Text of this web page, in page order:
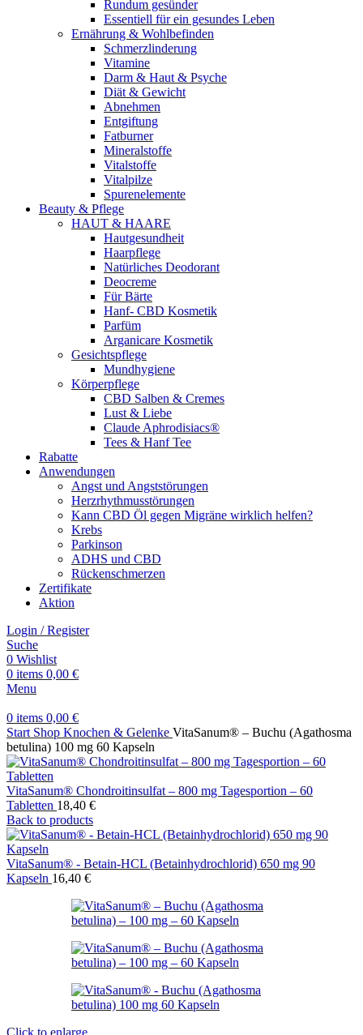
Rundum gesünder
Essentiell für ein gesundes Leben
Ernährung & Wohlbefinden
Schmerzlinderung
Vitamine
Darm & Haut & Psyche
Diät & Gewicht
Abnehmen
Entgiftung
Fatburner
Mineralstoffe
Vitalstoffe
Vitalpilze
Spurenelemente
Beauty & Pflege
HAUT & HAARE
Hautgesundheit
Haarpflege
Natürliches Deodorant
Deocreme
Für Bärte
Hanf- CBD Kosmetik
Parfüm
Arganicare Kosmetik
Gesichtspflege
Mundhygiene
Körperpflege
CBD Salben & Cremes
Lust & Liebe
Claude Aphrodisiacs®
Tees & Hanf Tee
Rabatte
Anwendungen
Angst und Angststörungen
Herzrhythmusstörungen
Kann CBD Öl gegen Migräne wirklich helfen?
Krebs
Parkinson
ADHS und CBD
Rückenschmerzen
Zertifikate
Aktion
Login / Register
Suche
0 Wishlist
0 items 0,00 €
Menu
0 items 0,00 €
Start Shop Knochen & Gelenke VitaSanum® – Buchu (Agathosma
betulina) 100 mg 60 Kapseln
VitaSanum® Chondroitinsulfat – 800 mg Tagesportion – 60
Tabletten 18,40 €
Back to products
VitaSanum® - Betain-HCL (Betainhydrochlorid) 650 mg 90
Kapseln 16,40 €
Click to enlarge